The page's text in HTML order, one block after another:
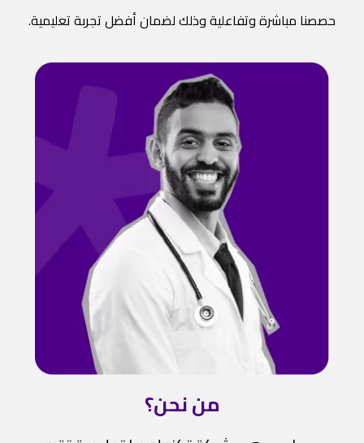
حصصنا مباشرة وتفاعلية وذلك لضمان أفضل تجربة تعليمية.
من نحن؟